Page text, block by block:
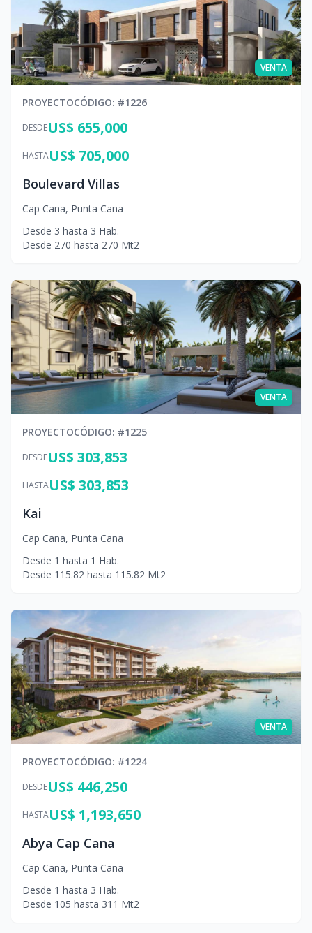
VENTA
PROYECTOCÓDIGO: #1226
DESDEUS$ 655,000
HASTAUS$ 705,000
Boulevard Villas
Cap Cana, Punta Cana
Desde 3 hasta 3 Hab.
Desde 270 hasta 270 Mt2
VENTA
PROYECTOCÓDIGO: #1225
DESDEUS$ 303,853
HASTAUS$ 303,853
Kai
Cap Cana, Punta Cana
Desde 1 hasta 1 Hab.
Desde 115.82 hasta 115.82 Mt2
VENTA
PROYECTOCÓDIGO: #1224
DESDEUS$ 446,250
HASTAUS$ 1,193,650
Abya Cap Cana
Cap Cana, Punta Cana
Desde 1 hasta 3 Hab.
Desde 105 hasta 311 Mt2